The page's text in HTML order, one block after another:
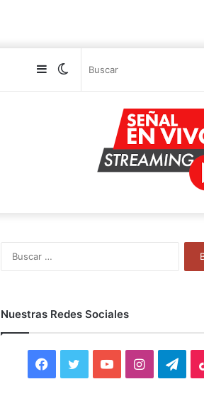
Switch
Sidebar
Nuestras Redes Sociales
F
Y
I
T